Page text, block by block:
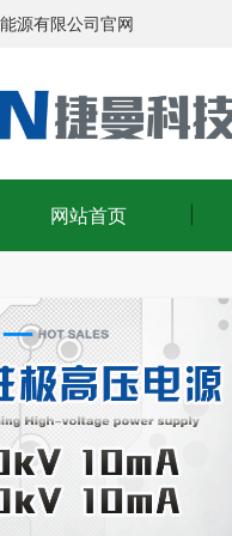
源有限公司官网
网站首页